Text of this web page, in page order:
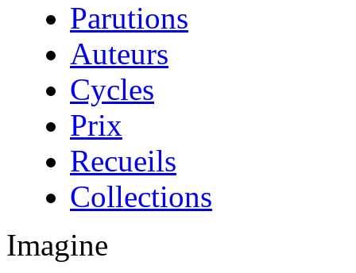
Parutions
Auteurs
Cycles
Prix
Recueils
Collections
Imagine